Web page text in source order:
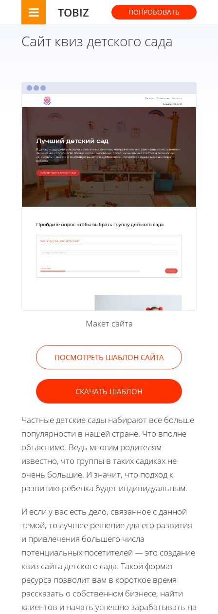
TOBIZ ПОПРОБОВАТЬ
Сайт квиз детского сада
Макет сайта
ПОСМОТРЕТЬ ШАБЛОН САЙТА
СКАЧАТЬ ШАБЛОН
Частные детские сады набирают все больше
популярности в нашей стране. Что вполне
объяснимо. Ведь многим родителям
известно, что группы в таких садиках не
очень большие. И значит, что подход к
развитию ребенка будет индивидуальным.
И если у вас есть дело, связанное с данной
темой, то лучшее решение для его развития
и привлечения большего числа
потенциальных посетителей — это создание
квиз сайта детского сада. Такой формат
ресурса позволит вам в короткое время
рассказать о собственном бизнесе, найти
клиентов и начать успешно зарабатывать на